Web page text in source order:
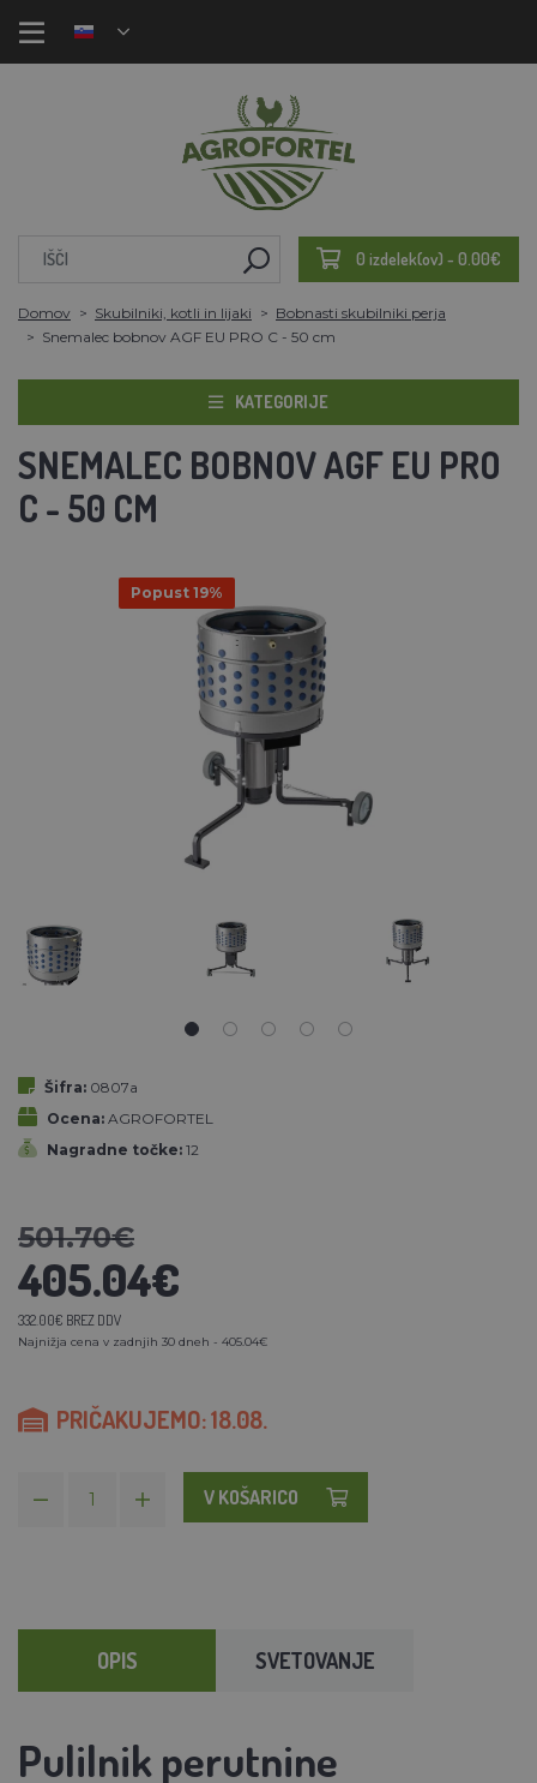
0 izdelek(ov) - 0.00€
Domov Skubilniki, kotli in lijaki
Bobnasti skubilniki perja
Snemalec bobnov AGF EU PRO C - 50 cm
KATEGORIJE
SNEMALEC BOBNOV AGF EU PRO
C - 50 CM
Popust 19%
Šifra: 0807a
Ocena: AGROFORTEL
Nagradne točke: 12
501.70€
405.04€
332.00€ BREZ DDV
Najnižja cena v zadnjih 30 dneh - 405.04€
PRIČAKUJEMO: 18.08.
V KOŠARICO
OPIS SVETOVANJE
Pulilnik perutnine